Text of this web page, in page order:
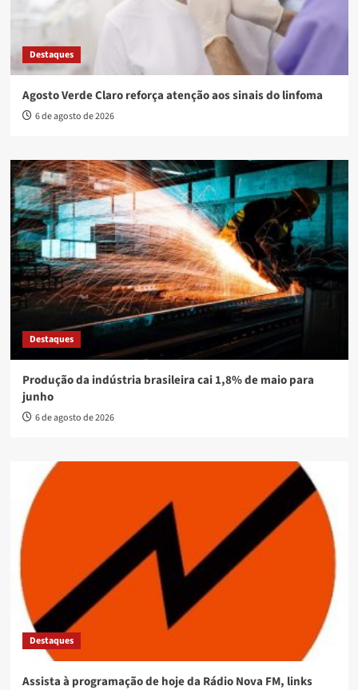
Destaques
Agosto Verde Claro reforça atenção aos sinais do linfoma
6 de agosto de 2026
Destaques
Produção da indústria brasileira cai 1,8% de maio para
junho
6 de agosto de 2026
Destaques
Assista à programação de hoje da Rádio Nova FM, links